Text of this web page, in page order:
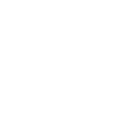
35cm dodavame